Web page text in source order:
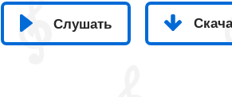
Слушать